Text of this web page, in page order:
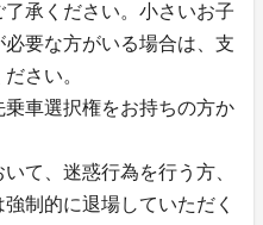
承ください。小さいお子
要な方がいる場合は、支
さい。
乗車選択権をお持ちの方か
て、迷惑行為を行う方、
制的に退場していただく